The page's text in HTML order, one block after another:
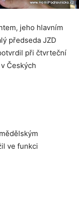
jeho hlavním
předseda JZD
při čtvrteční
Českých
ve funkci